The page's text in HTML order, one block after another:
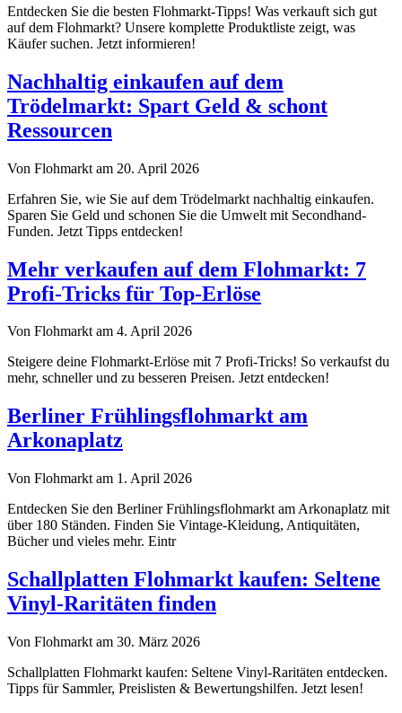
Entdecken Sie die besten Flohmarkt-Tipps! Was verkauft sich gut
auf dem Flohmarkt? Unsere komplette Produktliste zeigt, was
Käufer suchen. Jetzt informieren!
Nachhaltig einkaufen auf dem
Trödelmarkt: Spart Geld & schont
Ressourcen
Von Flohmarkt am 20. April 2026
Erfahren Sie, wie Sie auf dem Trödelmarkt nachhaltig einkaufen.
Sparen Sie Geld und schonen Sie die Umwelt mit Secondhand-
Funden. Jetzt Tipps entdecken!
Mehr verkaufen auf dem Flohmarkt: 7
Profi-Tricks für Top-Erlöse
Von Flohmarkt am 4. April 2026
Steigere deine Flohmarkt-Erlöse mit 7 Profi-Tricks! So verkaufst du
mehr, schneller und zu besseren Preisen. Jetzt entdecken!
Berliner Frühlingsflohmarkt am
Arkonaplatz
Von Flohmarkt am 1. April 2026
Entdecken Sie den Berliner Frühlingsflohmarkt am Arkonaplatz mit
über 180 Ständen. Finden Sie Vintage-Kleidung, Antiquitäten,
Bücher und vieles mehr. Eintr
Schallplatten Flohmarkt kaufen: Seltene
Vinyl-Raritäten finden
Von Flohmarkt am 30. März 2026
Schallplatten Flohmarkt kaufen: Seltene Vinyl-Raritäten entdecken.
Tipps für Sammler, Preislisten & Bewertungshilfen. Jetzt lesen!